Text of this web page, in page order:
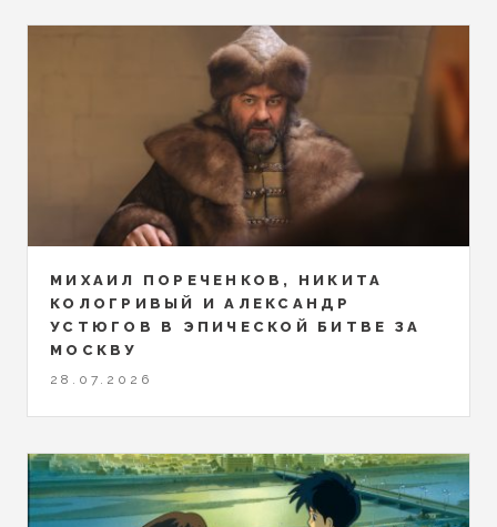
МИХАИЛ ПОРЕЧЕНКОВ, НИКИТА
КОЛОГРИВЫЙ И АЛЕКСАНДР
УСТЮГОВ В ЭПИЧЕСКОЙ БИТВЕ ЗА
МОСКВУ
28.07.2026